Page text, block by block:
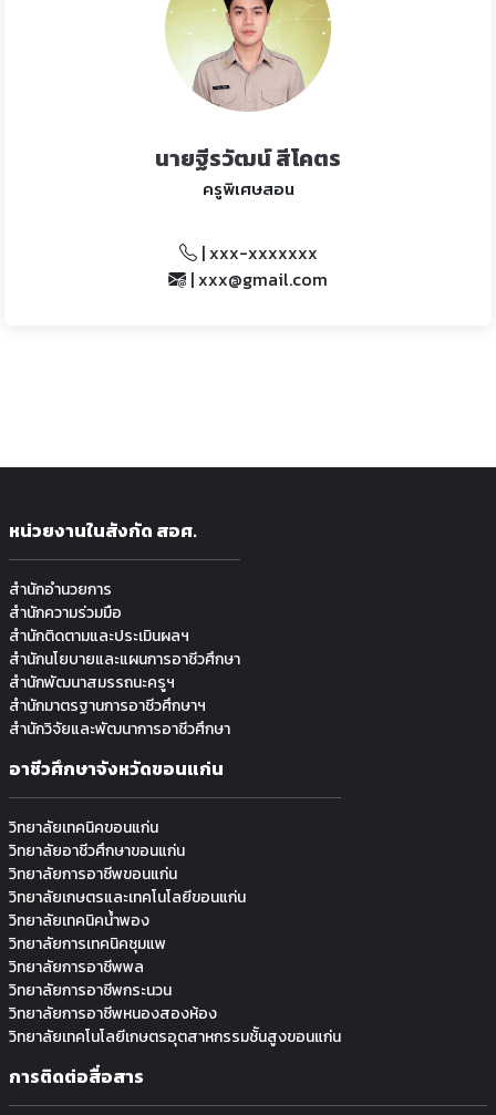
นายฐีรวัฒน์ สีโคตร
ครูพิเศษสอน
| xxx-xxxxxxx
| xxx@gmail.com
หน่วยงานในสังกัด สอศ.
สำนักอำนวยการ
สำนักความร่วมมือ
สำนักติดตามและประเมินผลฯ
สำนักนโยบายและแผนการอาชีวศึกษา
สำนักพัฒนาสมรรถนะครูฯ
สำนักมาตรฐานการอาชีวศึกษาฯ
สำนักวิจัยและพัฒนาการอาชีวศึกษา
อาชีวศึกษาจังหวัดขอนแก่น
วิทยาลัยเทคนิคขอนแก่น
วิทยาลัยอาชีวศึกษาขอนแก่น
วิทยาลัยการอาชีพขอนแก่น
วิทยาลัยเกษตรและเทคโนโลยีขอนแก่น
วิทยาลัยเทคนิคน้ำพอง
วิทยาลัยการเทคนิคชุมแพ
วิทยาลัยการอาชีพพล
วิทยาลัยการอาชีพกระนวน
วิทยาลัยการอาชีพหนองสองห้อง
วิทยาลัยเทคโนโลยีเกษตรอุตสาหกรรมช้ันสูงขอนแก่น
การติดต่อสื่อสาร